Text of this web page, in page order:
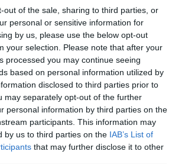
out of the sale, sharing to third parties, or
personal or sensitive information for
by us, please use the below opt-out
your selection. Please note that after your
processed you may continue seeing
based on personal information utilized by
disclosed to third parties prior to
may separately opt-out of the further
personal information by third parties on the
participants. This information may
by us to third parties on the IAB’s List of
that may further disclose it to other